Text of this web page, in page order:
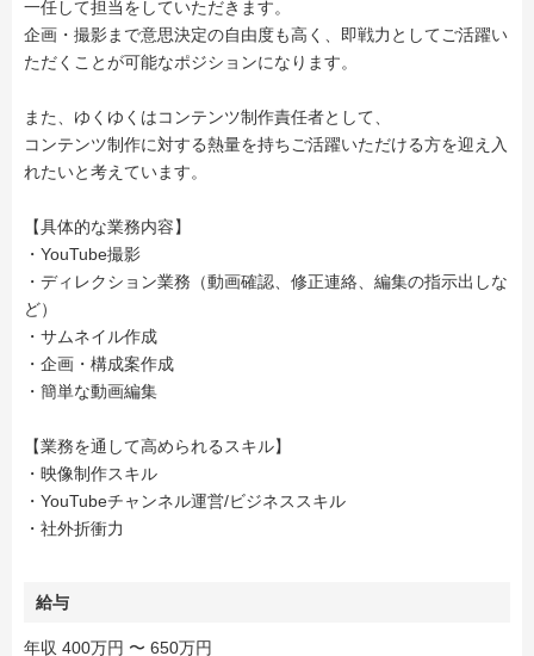
一任して担当をしていただきます。
企画・撮影まで意思決定の自由度も高く、即戦力としてご活躍い
ただくことが可能なポジションになります。
また、ゆくゆくはコンテンツ制作責任者として、
コンテンツ制作に対する熱量を持ちご活躍いただける方を迎え入
れたいと考えています。
【具体的な業務内容】
・YouTube撮影
・ディレクション業務（動画確認、修正連絡、編集の指示出しな
ど）
・サムネイル作成
・企画・構成案作成
・簡単な動画編集
【業務を通して高められるスキル】
・映像制作スキル
・YouTubeチャンネル運営/ビジネススキル
・社外折衝力
給与
年収 400万円 〜 650万円